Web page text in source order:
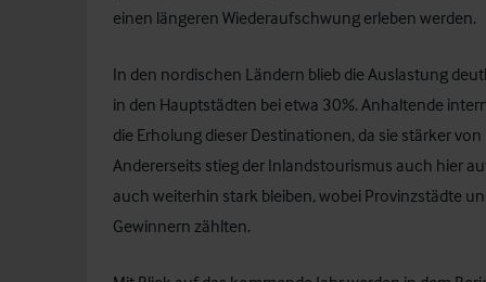
einen längeren Wiederaufschwung erleben werden.
In den nordischen Ländern blieb die Auslastung
in den Hauptstädten bei etwa 30%. Anhaltende
die Erholung dieser Destinationen, da sie stärker
Andererseits stieg der Inlandstourismus auch hier
auch weiterhin stark bleiben, wobei Provinzstädte
Gewinnern zählten.